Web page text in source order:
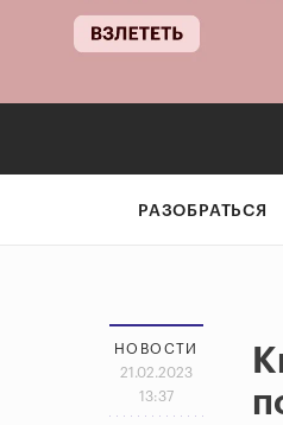
РАЗОБРАТЬСЯ
НОВОСТИ
21.02.2023
13:37